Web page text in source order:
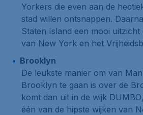
Yorkers die even aan de
stad willen ontsnappen.
Staten Island een mooi
van New York en het
Brooklyn
De leukste manier om van
Brooklyn te gaan is over de
komt dan uit in de wijk DUMBO
één van de hipste wijken van